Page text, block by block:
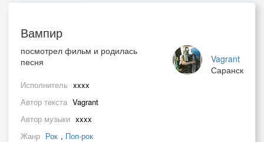
Вампир
Vagrant
Саранск
посмотрел фильм и родилась
песня
Исполнитель xxxx
Автор текста Vagrant
Автор музыки xxxx
Жанр Рок , Поп-рок